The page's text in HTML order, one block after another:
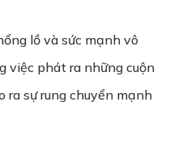
lồ và sức mạnh vô
việc phát ra những cuộn
ra sự rung chuyển mạnh